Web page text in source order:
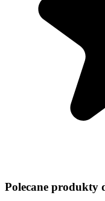
Polecane produkty